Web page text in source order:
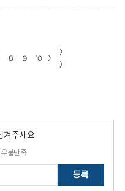
8 9 10 〉
〉
〉
겨주세요.
불만족
등록